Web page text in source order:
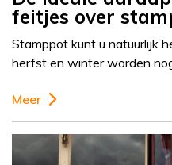
feitjes over
Stamppot kunt u natuurlijk
herfst en winter worden
Meer